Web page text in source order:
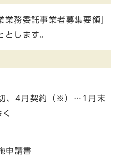
業務委託事業者募集要領」
とします。
、4月契約（※）…1月末
申請書